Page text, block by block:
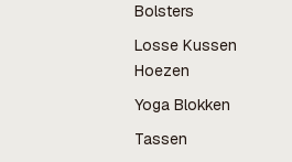
Bolsters
Losse Kussen
Hoezen
Yoga Blokken
Tassen